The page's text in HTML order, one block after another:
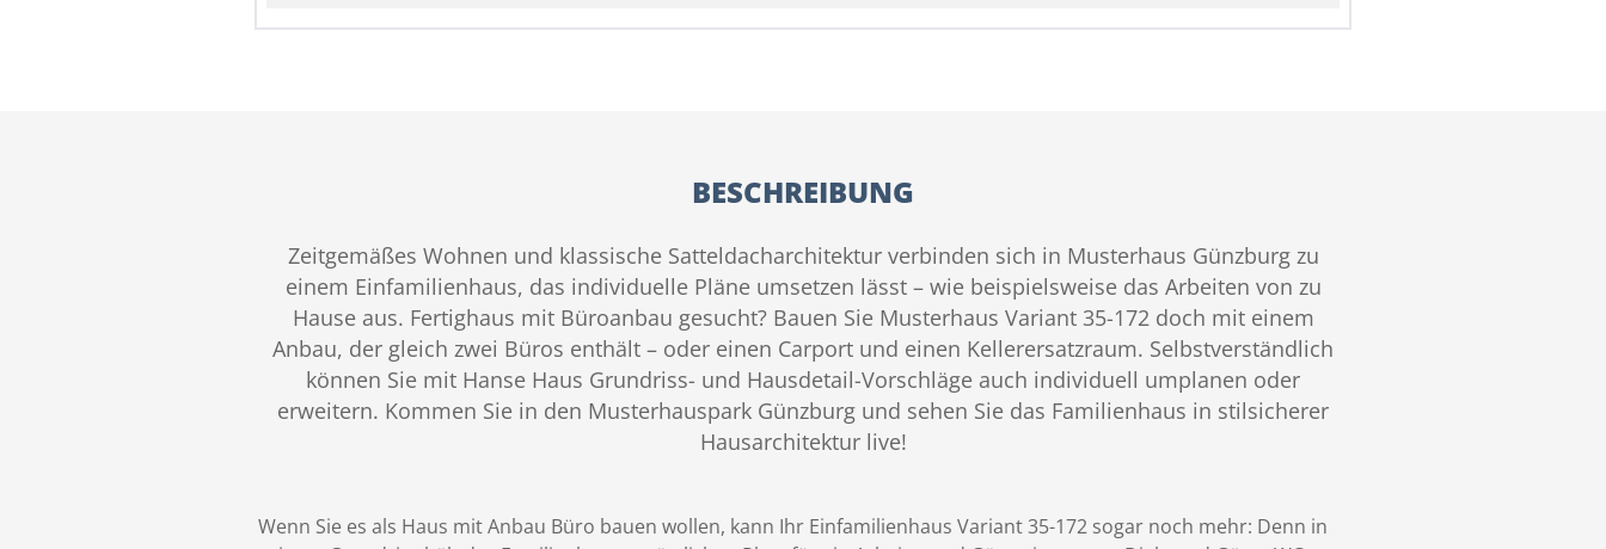
BESCHREIBUNG
Zeitgemäßes Wohnen und klassische Satteldacharchitektur verbinden sich in Musterhaus Günzburg zu
einem Einfamilienhaus, das individuelle Pläne umsetzen lässt – wie beispielsweise das Arbeiten von zu
Hause aus. Fertighaus mit Büroanbau gesucht? Bauen Sie Musterhaus Variant 35-172 doch mit einem
Anbau, der gleich zwei Büros enthält – oder einen Carport und einen Kellerersatzraum. Selbstverständlich
können Sie mit Hanse Haus Grundriss- und Hausdetail-Vorschläge auch individuell umplanen oder
erweitern. Kommen Sie in den Musterhauspark Günzburg und sehen Sie das Familienhaus in stilsicherer
Hausarchitektur live!
Wenn Sie es als Haus mit Anbau Büro bauen wollen, kann Ihr Einfamilienhaus Variant 35-172 sogar noch mehr: Denn in